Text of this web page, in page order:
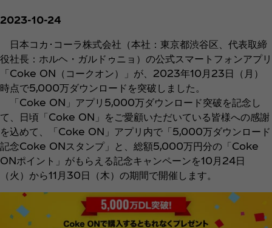
2023-10-24
日本コカ･コーラ株式会社（本社：東京都渋谷区、代表取締
役社長：ホルヘ・ガルドゥニョ）の公式スマートフォンアプリ
「Coke ON（コークオン）」が、2023年10月23日（月）
時点で5,000万ダウンロードを突破しました。
「Coke ON」アプリ5,000万ダウンロード突破を記念し
て、日頃「Coke ON」をご愛顧いただいている皆様への感謝
を込めて、「Coke ON」アプリ内で「5,000万ダウンロード
記念Coke ONスタンプ」と、総額5,000万円分の「Coke
ONポイント」がもらえる記念キャンペーンを10月24日
（火）から11月30日（木）の期間で開催します。